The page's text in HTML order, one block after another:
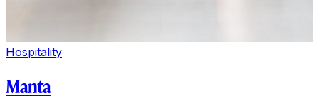
Hospitality
Manta